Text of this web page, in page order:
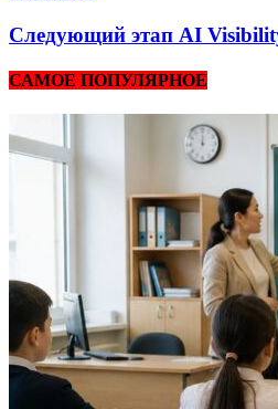
Следующий этап AI
САМОЕ ПОПУЛЯРНОЕ